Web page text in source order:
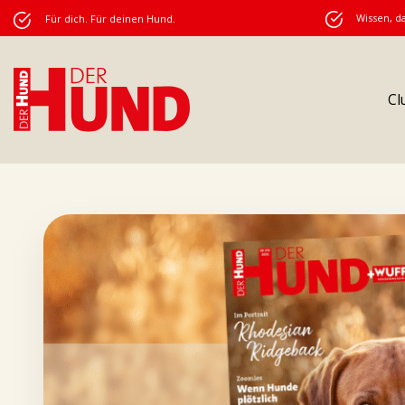
Für dich. Für deinen Hund. Wissen,